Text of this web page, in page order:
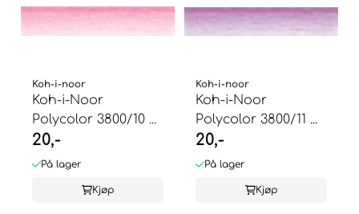
Koh-i-noor
Koh-i-Noor
Polycolor 3800/10 ...
20,-
På lager
Kjøp
Koh-i-noor
Koh-i-Noor
Polycolor 3800/11 ...
20,-
På lager
Kjøp